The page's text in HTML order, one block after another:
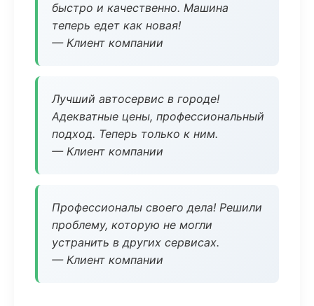
быстро и качественно. Машина
теперь едет как новая!
— Клиент компании
Лучший автосервис в городе!
Адекватные цены, профессиональный
подход. Теперь только к ним.
— Клиент компании
Профессионалы своего дела! Решили
проблему, которую не могли
устранить в других сервисах.
— Клиент компании